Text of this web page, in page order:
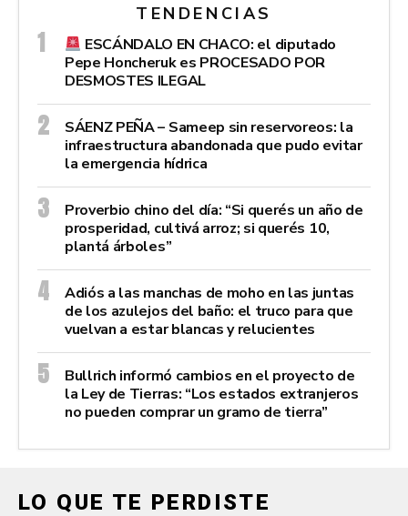
TENDENCIAS
ESCÁNDALO EN CHACO: el diputado
Pepe Honcheruk es PROCESADO POR
DESMOSTES ILEGAL
SÁENZ PEÑA – Sameep sin reservoreos: la
infraestructura abandonada que pudo evitar
la emergencia hídrica
Proverbio chino del día: “Si querés un año de
prosperidad, cultivá arroz; si querés 10,
plantá árboles”
Adiós a las manchas de moho en las juntas
de los azulejos del baño: el truco para que
vuelvan a estar blancas y relucientes
Bullrich informó cambios en el proyecto de
la Ley de Tierras: “Los estados extranjeros
no pueden comprar un gramo de tierra”
LO QUE TE PERDISTE